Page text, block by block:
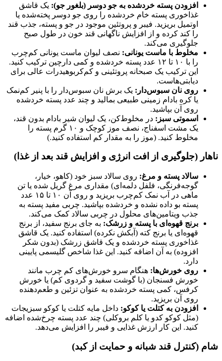
افزودن پسته خردشده به جو دوسر (بلغور جو): یک قاشق
غذاخوری پسته خام خردشده را روی جو دوسر پخته‌شده یا
اوتمیل بریزید. فیبر و پروتئین موجود در جو و پسته، جذب قند
را کند کرده و از افزایش ناگهانی قند خون در طول صبح
جلوگیری می‌کند.
مخلوط با ماست یونانی: نصف لیوان ماست یونانی کم‌چرب
را با ۱۰ تا ۱۲ عدد پسته خردشده و کمی دارچین ترکیب کنید.
این ترکیب یک صبحانه پروتئینی و کم‌کربوهیدرات عالی برای
دیابتی‌هاست.
روی نان سبوس‌دار: یک برش نان سبوس‌دار را با پنیر کم‌نمک
یا کره بادام زمینی طبیعی بمالید و چند عدد پسته خردشده
روی آن بپاشید.
اسموتی سبز: در مخلوط‌کن، یک لیوان شیر بادام بدون قند،
یک مشت اسفناج، نصف موز کوچک و ۱۰ گرم پسته را
مخلوط کنید. (موز را به مقدار کم استفاده کنید.)
ناهار (جلوگیری از افت انرژی و افزایش قند بعد از غذا)
سالاد پسته و مرغ: روی سالاد سبز خود (کاهو، خیار،
گوجه‌فرنگی، فلفل دلمه‌ای) مقداری مرغ گریل شده یا تن
ماهی در آب نمک کم‌چرب بریزید و روی آن ۱۰ تا ۱۵ عدد
پسته بو داده نشده و خردشده بپاشید. چربی مفید پسته به
جذب ویتامین‌های محلول در چربی سالاد کمک می‌کند.
برنج قهوه‌ای با پسته و زرشک: به جای برنج سفید، از برنج
قهوه‌ای یا برنج کته (آبکش نکرده) استفاده کنید. یک قاشق
غذاخوری پسته خردشده و یک قاشق زرشک (بدون شکر
افزوده) به آن اضافه کنید. این غذا شاخص گلیسمی پایینی
دارد.
روی خورش‌ها: هنگام سرو خورش‌های کم چرب مانند
خورش فسنجان (با گوشت سفید و گردوی کم) یا خورش
کرفس، کمی پسته خردشده به عنوان تزئین و طعم‌دهنده
روی آن بریزید.
افزودن به کتلت یا کوکو: داخل مایه کتلت یا کوکو سبزیجات
(مثل کوکو کدو یا کلم بروکلی) چند عدد پسته چرخ‌شده اضافه
کنید. این کار ارزش غذایی و فیبر را افزایش می‌دهد.
شام (کنترل قند شبانه و حمایت از کبد)